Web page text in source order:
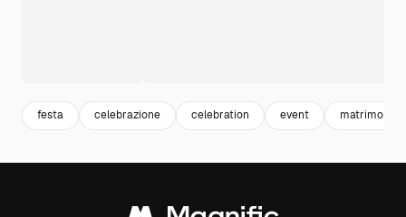
festa celebrazione celebration event matrimonio